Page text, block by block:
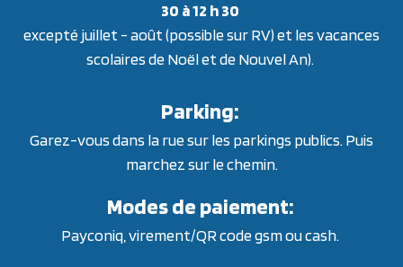
30 à 12 h 30
excepté juillet - août (possible sur RV) et les vacances
scolaires de Noël et de Nouvel An).
Parking:
Garez-vous dans la rue sur les parkings publics. Puis
marchez sur le chemin.
Modes de paiement:
Payconiq, virement/QR code gsm ou cash.